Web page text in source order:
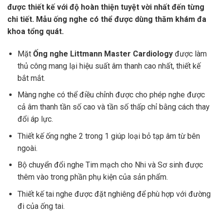
được thiết kế với độ hoàn thiện tuyệt vời nhất đến từng
chi tiết. Mẫu ống nghe có thể được dùng thăm khám đa
khoa tổng quát.
Mặt Ống nghe Littmann Master Cardiologyđược làm
thủ công mang lại hiệu suất âm thanh cao nhất, thiết kế
bắt mắt.
Màng nghe có thể điều chỉnh được cho phép nghe được
cả âm thanh tần số cao và tần số thấp chỉ bằng cách thay
đổi áp lực.
Thiết kế ống nghe 2 trong 1 giúp loại bỏ tạp âm từ bên
ngoài.
Bộ chuyển đổi nghe Tim mạch cho Nhi và Sơ sinh được
thêm vào trong phần phụ kiện của sản phẩm.
Thiết kế tai nghe được đặt nghiêng để phù hợp với đường
đi của ống tai.